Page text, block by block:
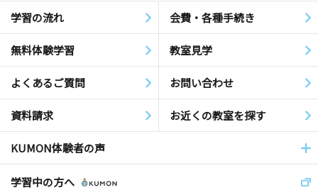
学習の流れ 会費・各種手続き
無料体験学習 教室見学
よくあるご質問 お問い合わせ
資料請求 お近くの教室を探す
KUMON体験者の声
学習中の方へ